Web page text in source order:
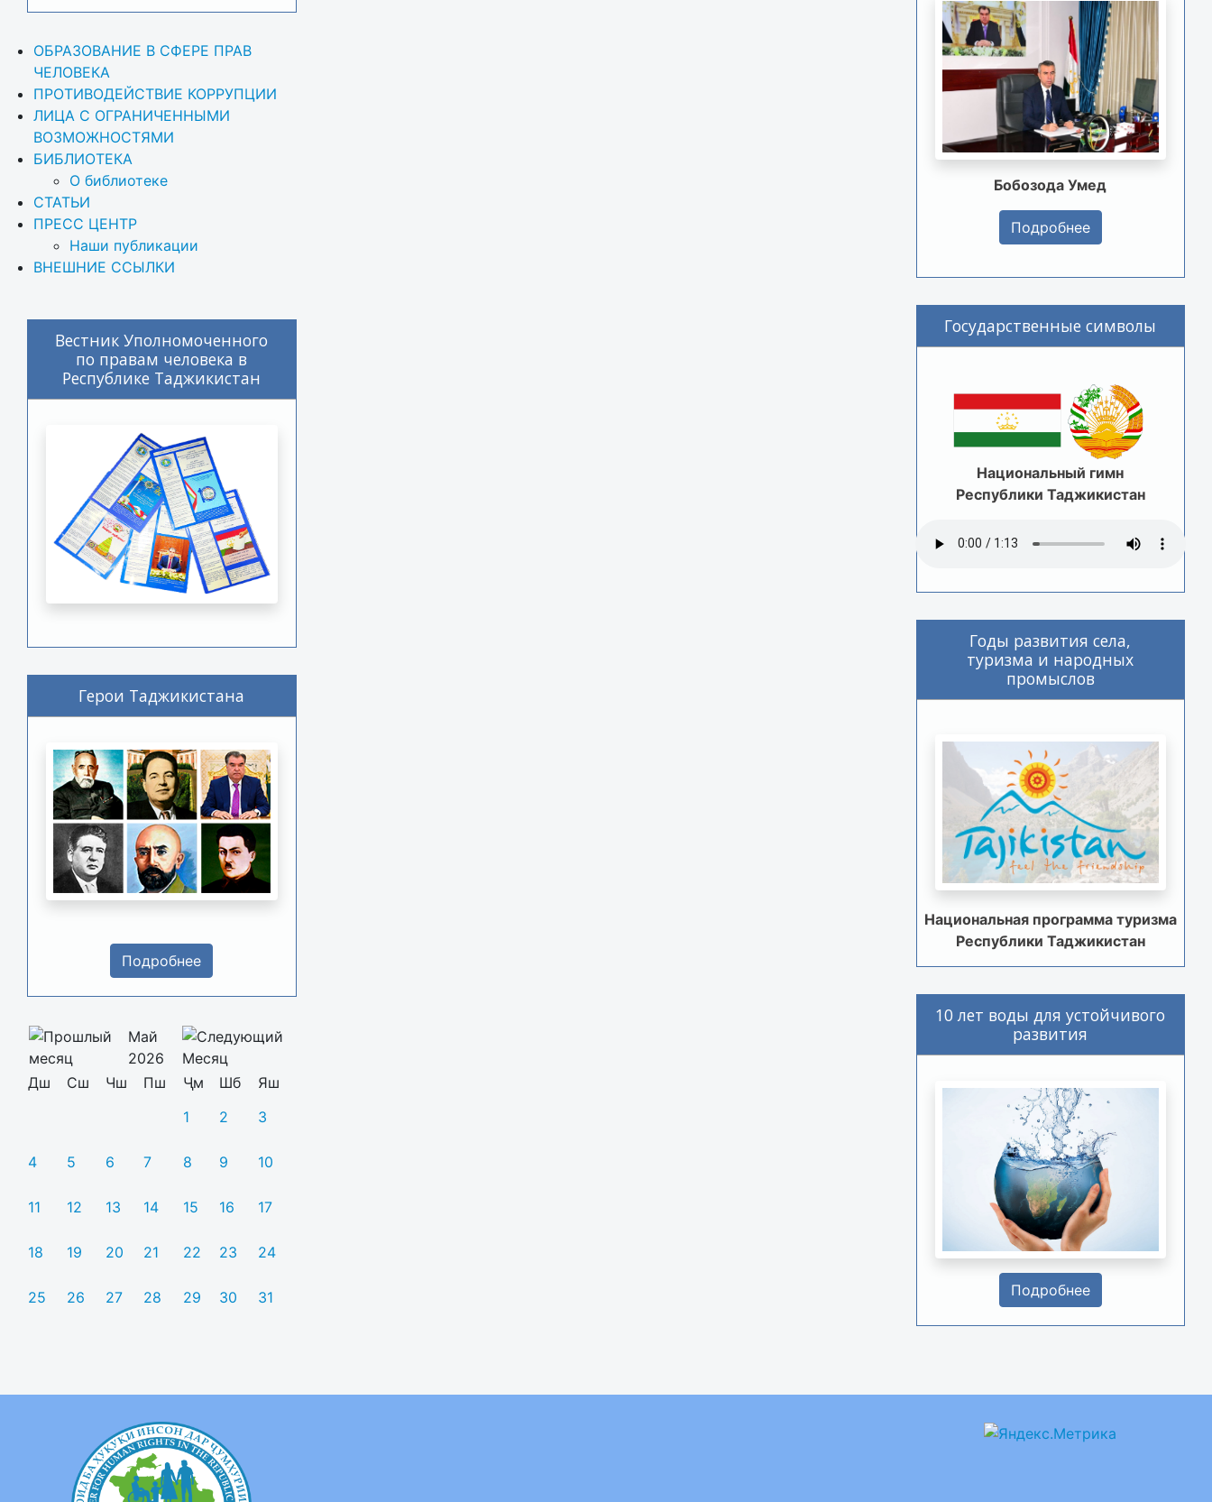
ОБРАЗОВАНИЕ В СФЕРЕ ПРАВ
ЧЕЛОВЕКА
ПРОТИВОДЕЙСТВИЕ КОРРУПЦИИ
ЛИЦА С ОГРАНИЧЕННЫМИ
ВОЗМОЖНОСТЯМИ
БИБЛИОТЕКА
О библиотеке
СТАТЬИ
ПРЕСС ЦЕНТР
Наши публикации
ВНЕШНИЕ ССЫЛКИ
Вестник Уполномоченного
по правам человека в
Республике Таджикистан
Герои Таджикистана
Подробнее
Май
2026
Дш
Сш Чш Пш Ҷм Шб
Яш
1
2 3
4 5 6 7 8 9 10
11 12 13 14 15 16 17
18 19 20 21 22 23 24
25 26 27 28 29 30 31
Бобозода Умед
Подробнее
Государственные символы
Национальный гимн
Республики Таджикистан
Годы развития села,
туризма и народных
промыслов
Национальная программа туризма
Республики Таджикистан
10 лет воды для устойчивого
развития
Подробнее